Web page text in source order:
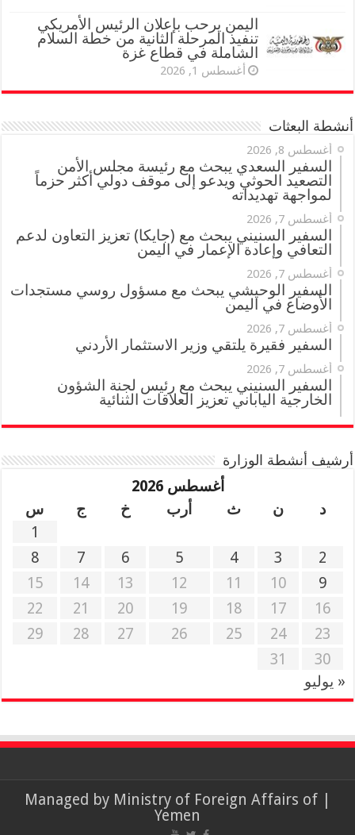
اليمن يرحب بإعلان الرئيس الأمريكي
تنفيذ المرحلة الثانية من خطة السلام
الشاملة في قطاع غزة
أغسطس 1, 2026
أنشطة البعثات
أغسطس 8, 2026
السفير السعدي يبحث مع رئيسة مجلس الأمن
التصعيد الحوثي ويدعو إلى موقف دولي أكثر حزماً
لمواجهة تهديداته
أغسطس 7, 2026
السفير السنيني يبحث مع (جايكا) تعزيز التعاون لدعم
التعافي وإعادة الإعمار في اليمن
أغسطس 7, 2026
السفير الوحيشي يبحث مع مسؤول روسي مستجدات
الأوضاع في اليمن
أغسطس 7, 2026
السفير فقيرة يلتقي وزير الاستثمار الأردني
أغسطس 7, 2026
السفير السنيني يبحث مع رئيس لجنة الشؤون
الخارجية الياباني تعزيز العلاقات الثنائية
أرشيف أنشطة الوزارة
أغسطس 2026
د
ن ث أرب خ ج
س
1
2
3
4
5
6
7
8
9
10
11
12
13
14
15
16
17
18
19
20
21
22
23
24
25
26
27
28
29
30
31
« يوليو
| Managed by
Ministry of Foreign Affairs of
Yemen